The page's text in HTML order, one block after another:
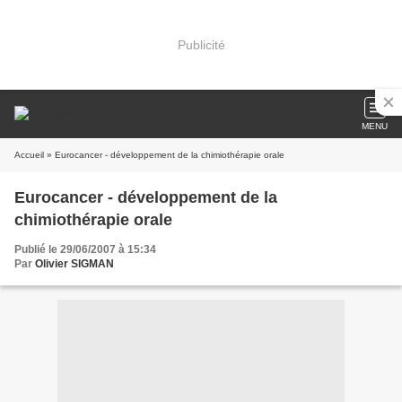
Publicité
MENU
Accueil » Eurocancer - développement de la chimiothérapie orale
Eurocancer - développement de la
chimiothérapie orale
Publié le 29/06/2007 à 15:34
Par Olivier SIGMAN